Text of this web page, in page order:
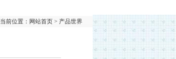
当前位置：网站首页 > 产品世界